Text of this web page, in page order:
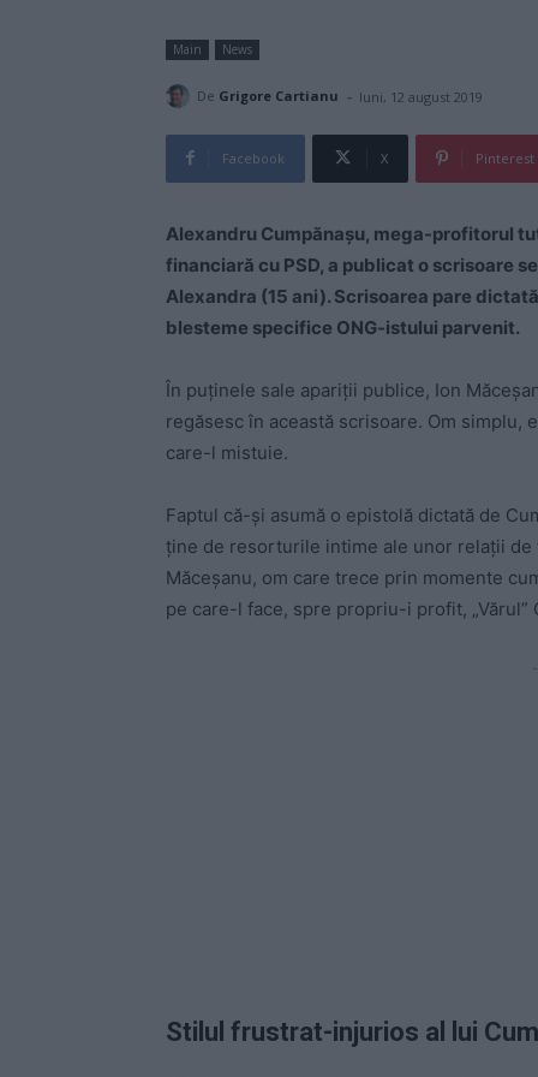
Main News
De Grigore Cartianu - luni, 12 august 2019
Facebook X Pinterest
Alexandru Cumpănașu, mega-profitorul
financiară cu PSD, a publicat o scrisoare
Alexandra (15 ani). Scrisoarea pare
blesteme specifice ONG-istului parvenit.
În puținele sale apariții publice, Ion
regăsesc în această scrisoare. Om
care-l mistuie.
Faptul că-și asumă o epistolă dictată de
ține de resorturile intime ale unor relații
Măceșanu, om care trece prin momente
pe care-l face, spre propriu-i profit, „Vărul”
Stilul frustrat-injurios al lui